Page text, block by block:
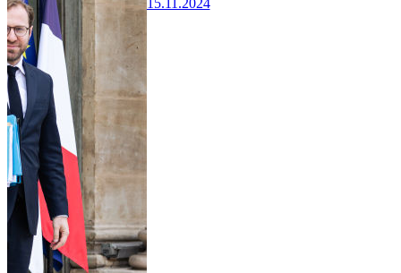
15.11.2024